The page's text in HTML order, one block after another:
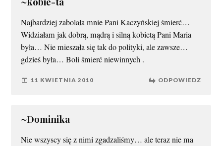
Najbardziej zabolała mnie Pani Kaczyńskiej śmierć…
Widziałam jak dobrą, mądrą i silną kobietą Pani Maria
była… Nie mieszała się tak do polityki, ale zawsze…
gdzieś była… Boli śmierć niewinnych .
11 KWIETNIA 2010 ODPOWIEDZ
~Dominika
Nie wszyscy się z nimi zgadzaliśmy… ale teraz nie ma